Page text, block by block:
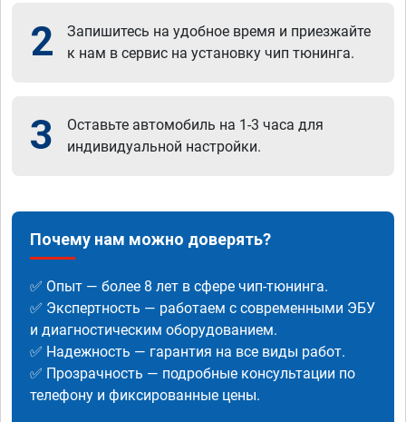
2
Запишитесь на удобное время и приезжайте
к нам в сервис на установку чип тюнинга.
3
Оставьте автомобиль на 1-3 часа для
индивидуальной настройки.
Почему нам можно доверять?
✅ Опыт — более 8 лет в сфере чип-тюнинга.
✅ Экспертность — работаем с современными ЭБУ
и диагностическим оборудованием.
✅ Надежность — гарантия на все виды работ.
✅ Прозрачность — подробные консультации по
телефону и фиксированные цены.